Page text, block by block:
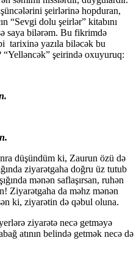
şeirlərinə hopduran,
“Sevgi dolu şeirlər” kitabını
saya bilərəm. Bu fikrimdə
tarixinə yazıla biləcək bu
“Yelləncək” şeirində oxuyuruq:
düşündüm ki, Zaurun özü də
ziyarətgaha doğru üz tutub
mənən saflaşırsan, ruhən
Ziyarətgaha da məhz mənən
ki, ziyarətin də qəbul oluna.
ziyarətə necə getməyə
atının belində getmək necə də